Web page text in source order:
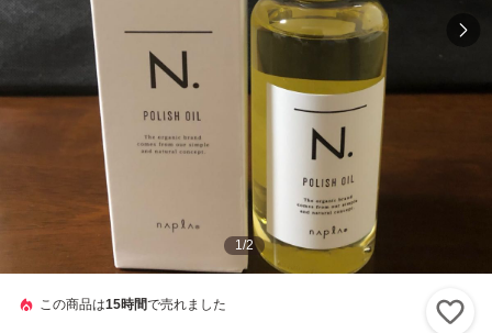
1/2
この商品は15時間で売れました